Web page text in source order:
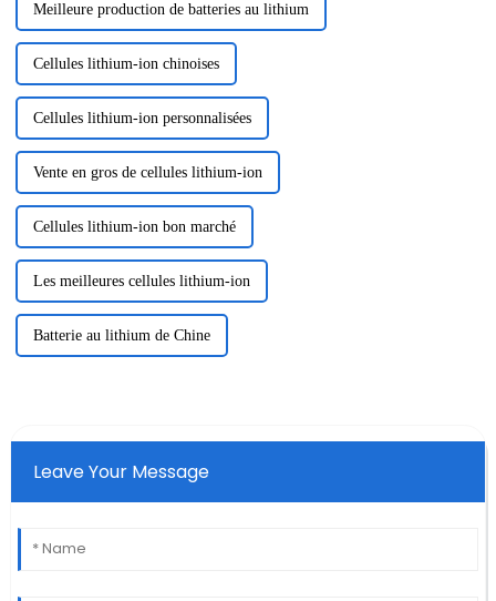
Meilleure production de batteries au lithium
Cellules lithium-ion chinoises
Cellules lithium-ion personnalisées
Vente en gros de cellules lithium-ion
Cellules lithium-ion bon marché
Les meilleures cellules lithium-ion
Batterie au lithium de Chine
Leave Your Message